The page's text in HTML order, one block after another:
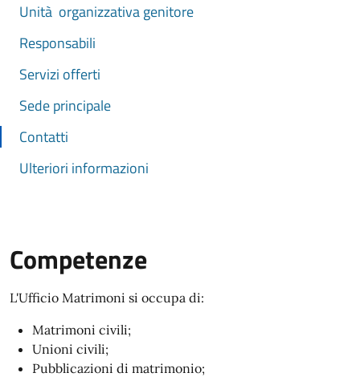
Unità organizzativa genitore
Responsabili
Servizi offerti
Sede principale
Contatti
Ulteriori informazioni
Competenze
L'Ufficio Matrimoni si occupa di:
Matrimoni civili;
Unioni civili;
Pubblicazioni di matrimonio;